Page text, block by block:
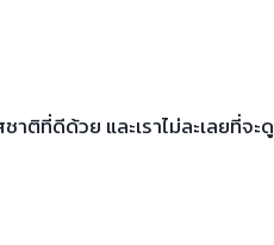
ติที่ดีด้วย และเราไม่ละเลยที่